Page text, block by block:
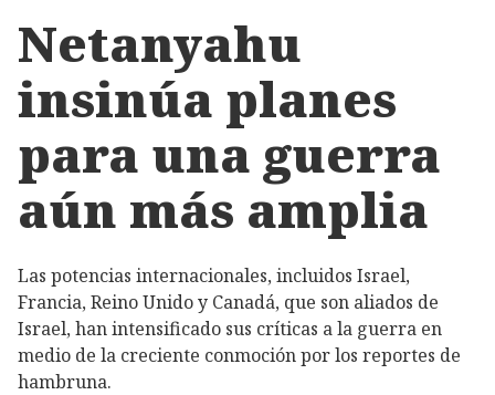
Netanyahu
insinúa planes
para una guerra
aún más amplia
Las potencias internacionales, incluidos Israel,
Francia, Reino Unido y Canadá, que son aliados de
Israel, han intensificado sus críticas a la guerra en
medio de la creciente conmoción por los reportes de
hambruna.